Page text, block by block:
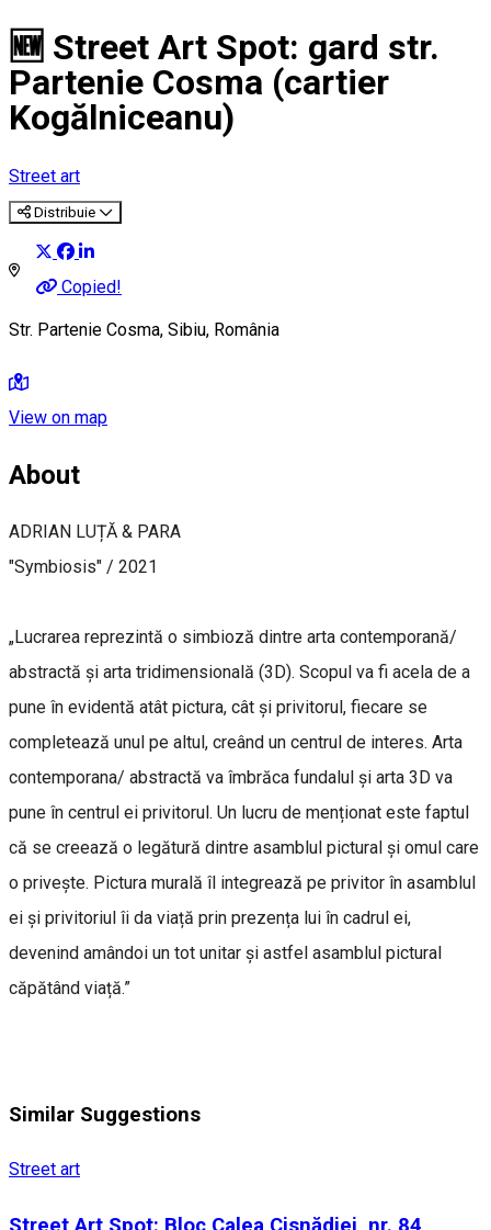
🆕 Street Art Spot: gard str.
Partenie Cosma (cartier
Kogălniceanu)
Street art
Distribuie
Copied!
Str. Partenie Cosma, Sibiu, România
View on map
About
ADRIAN LUȚĂ & PARA
"Symbiosis" / 2021
„Lucrarea reprezintă o simbioză dintre arta contemporană/
abstractă și arta tridimensională (3D). Scopul va fi acela de a
pune în evidentă atât pictura, cât și privitorul, fiecare se
completează unul pe altul, creând un centrul de interes. Arta
contemporana/ abstractă va îmbrăca fundalul și arta 3D va
pune în centrul ei privitorul. Un lucru de menționat este faptul
că se creează o legătură dintre asamblul pictural și omul care
o privește. Pictura murală îl integrează pe privitor în asamblul
ei și privitoriul îi da viață prin prezența lui în cadrul ei,
devenind amândoi un tot unitar și astfel asamblul pictural
căpătând viață.”
Similar Suggestions
Street art